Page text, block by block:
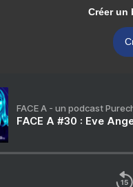
Créer un
FACE A - un podcast
FACE A #30 : Eve